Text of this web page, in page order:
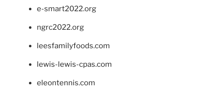
e-smart2022.org
ngrc2022.org
leesfamilyfoods.com
lewis-lewis-cpas.com
eleontennis.com